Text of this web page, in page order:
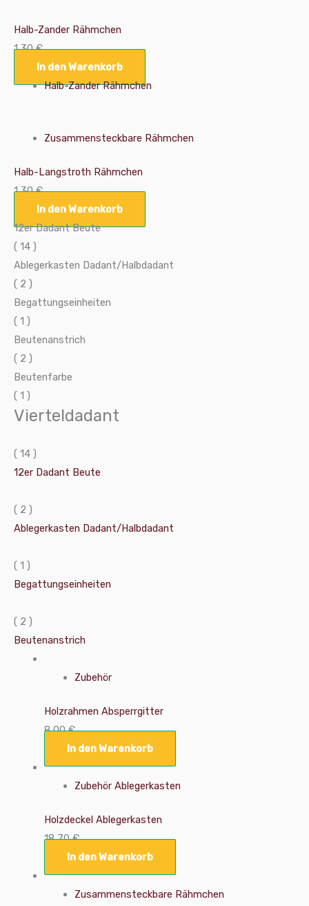
Halb-Zander Rähmchen
1,30€
In den Warenkorb
Halb-Zander Rähmchen
Zusammensteckbare Rähmchen
Halb-Langstroth Rähmchen
1,30€
In den Warenkorb
12er Dadant Beute
( 14 )
Ablegerkasten Dadant/Halbdadant
( 2 )
Begattungseinheiten
( 1 )
Beutenanstrich
( 2 )
Beutenfarbe
( 1 )
Vierteldadant
( 14 )
12er Dadant Beute
( 2 )
Ablegerkasten Dadant/Halbdadant
( 1 )
Begattungseinheiten
( 2 )
Beutenanstrich
Zubehör
Holzrahmen Absperrgitter
8,00€
In den Warenkorb
Zubehör Ablegerkasten
Holzdeckel Ablegerkasten
18,70€
In den Warenkorb
Zusammensteckbare Rähmchen